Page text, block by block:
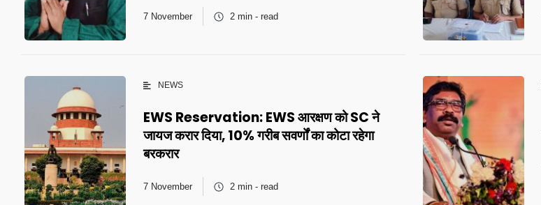
7 November 2 min - read
NEWS
EWS Reservation: EWS आरक्षण को SC ने
जायज करार दिया, 10% गरीब सवर्णों का कोटा रहेगा
बरकरार
7 November 2 min - read